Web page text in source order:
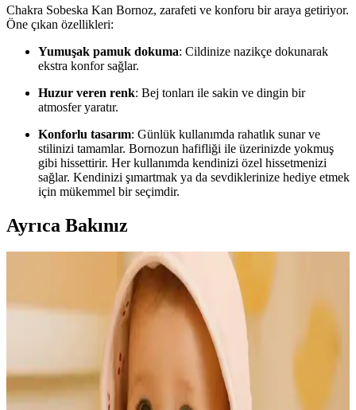
Chakra Sobeska Kan Bornoz, zarafeti ve konforu bir araya getiriyor.
Öne çıkan özellikleri:
Yumuşak pamuk dokuma: Cildinize nazikçe dokunarak
ekstra konfor sağlar.
Huzur veren renk: Bej tonları ile sakin ve dingin bir
atmosfer yaratır.
Konforlu tasarım: Günlük kullanımda rahatlık sunar ve
stilinizi tamamlar. Bornozun hafifliği ile üzerinizde yokmuş
gibi hissettirir. Her kullanımda kendinizi özel hissetmenizi
sağlar. Kendinizi şımartmak ya da sevdiklerinize hediye etmek
için mükemmel bir seçimdir.
Ayrıca Bakınız
Soley Bornoz ve Varol Dama Serisi Şal Yaka Pike
Bornoz Karşılaştırması
İki yüksek kaliteli pamuk bornoz modeli, malzeme, kullanım
rahatlığı ve dayanıklılık açısından karşılaştırıldı. Hangi modelin
ihtiyaçlarınıza uygun olduğunu öğrenin.
Kadın Bornoz Tasarımlarında Estetik ve
Fonksiyonelliğin Birlikteliği